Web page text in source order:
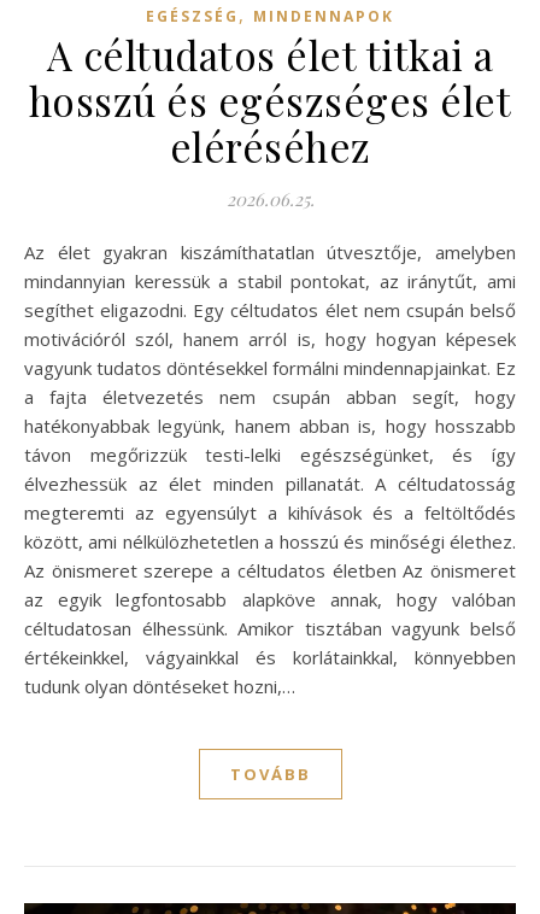
EGÉSZSÉG , MINDENNAPOK
A céltudatos élet titkai a
hosszú és egészséges élet
eléréséhez
2026.06.25.
Az élet gyakran kiszámíthatatlan útvesztője, amelyben
mindannyian keressük a stabil pontokat, az iránytűt, ami
segíthet eligazodni. Egy céltudatos élet nem csupán belső
motivációról szól, hanem arról is, hogy hogyan képesek
vagyunk tudatos döntésekkel formálni mindennapjainkat. Ez
a fajta életvezetés nem csupán abban segít, hogy
hatékonyabbak legyünk, hanem abban is, hogy hosszabb
távon megőrizzük testi-lelki egészségünket, és így
élvezhessük az élet minden pillanatát. A céltudatosság
megteremti az egyensúlyt a kihívások és a feltöltődés
között, ami nélkülözhetetlen a hosszú és minőségi élethez.
Az önismeret szerepe a céltudatos életben Az önismeret
az egyik legfontosabb alapköve annak, hogy valóban
céltudatosan élhessünk. Amikor tisztában vagyunk belső
értékeinkkel, vágyainkkal és korlátainkkal, könnyebben
tudunk olyan döntéseket hozni,…
TOVÁBB